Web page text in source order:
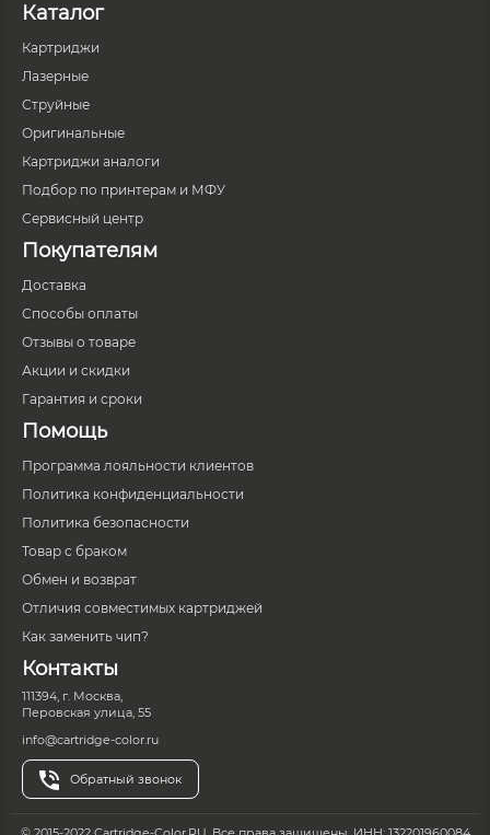
Каталог
Картриджи
Лазерные
Струйные
Оригинальные
Картриджи аналоги
Подбор по принтерам и МФУ
Сервисный центр
Покупателям
Доставка
Способы оплаты
Отзывы о товаре
Акции и скидки
Гарантия и сроки
Помощь
Программа лояльности клиентов
Политика конфиденциальности
Политика безопасности
Товар с браком
Обмен и возврат
Отличия совместимых картриджей
Как заменить чип?
Контакты
111394, г. Москва,
Перовская улица, 55
info@cartridge-color.ru
Обратный звонок